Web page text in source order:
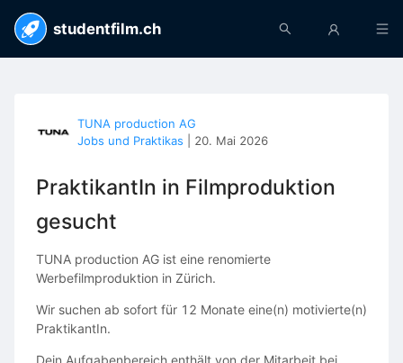
studentfilm.ch
TUNA production AG
Jobs und Praktikas
20. Mai 2026
PraktikantIn in Filmproduktion
gesucht
TUNA production AG ist eine renomierte
Werbefilmproduktion in Zürich.
Wir suchen ab sofort für 12 Monate eine(n) motivierte(n)
PraktikantIn.
Dein Aufgabenbereich enthält von der Mitarbeit bei